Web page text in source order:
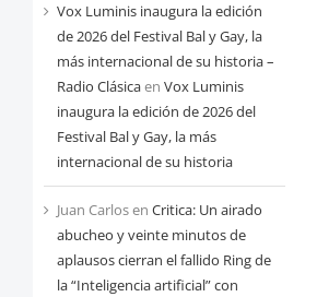
Vox Luminis inaugura la edición
de 2026 del Festival Bal y Gay, la
más internacional de su historia –
Radio Clásicaen Vox Luminis
inaugura la edición de 2026 del
Festival Bal y Gay, la más
internacional de su historia
Juan Carlosen Critica: Un airado
abucheo y veinte minutos de
aplausos cierran el fallido Ring de
la “Inteligencia artificial” con